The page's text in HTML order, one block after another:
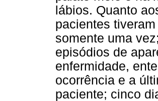
lábios. Quanto
pacientes
somente uma
episódios de
enfermidade,
ocorrência e a
paciente; cinco